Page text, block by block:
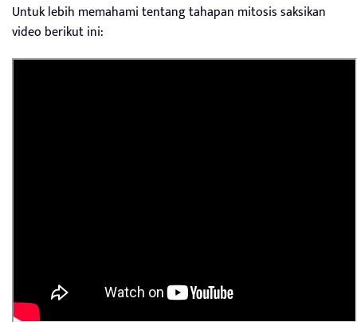
Untuk lebih memahami tentang tahapan mitosis saksikan
video berikut ini: